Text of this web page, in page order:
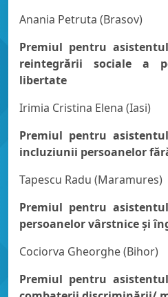
Anania Petruta (Brasov)
Premiul pentru
reintegrării sociale a
libertate
Irimia Cristina Elena (Iasi)
Premiul pentru
incluziunii persoanelor
Tapescu Radu (Maramures)
Premiul pentru
persoanelor vârstnice şi
Cociorva Gheorghe (Bihor)
Premiul pentru